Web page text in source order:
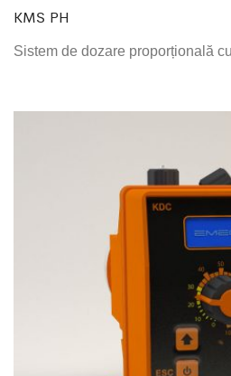
KMS PH
Sistem de dozare proporțională